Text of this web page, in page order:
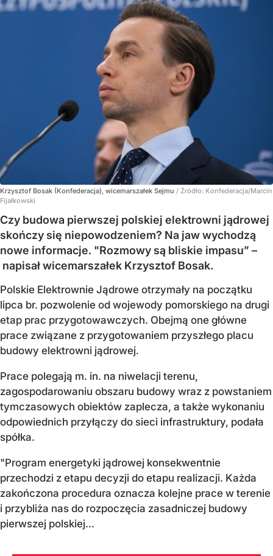
Krzysztof Bosak (Konfederacja), wicemarszałek Sejmu / Źródło: Konfederacja/Marcin
Fijałkowski
Czy budowa pierwszej polskiej elektrowni jądrowej
skończy się niepowodzeniem? Na jaw wychodzą
nowe informacje. "Rozmowy są bliskie impasu” –
napisał wicemarszałek Krzysztof Bosak.
Polskie Elektrownie Jądrowe otrzymały na początku
lipca br. pozwolenie od wojewody pomorskiego na drugi
etap prac przygotowawczych. Obejmą one główne
prace związane z przygotowaniem przyszłego placu
budowy elektrowni jądrowej.
Prace polegają m. in. na niwelacji terenu,
zagospodarowaniu obszaru budowy wraz z powstaniem
tymczasowych obiektów zaplecza, a także wykonaniu
odpowiednich przyłączy do sieci infrastruktury, podała
spółka.
"Program energetyki jądrowej konsekwentnie
przechodzi z etapu decyzji do etapu realizacji. Każda
zakończona procedura oznacza kolejne prace w terenie
i przybliża nas do rozpoczęcia zasadniczej budowy
pierwszej polskiej...